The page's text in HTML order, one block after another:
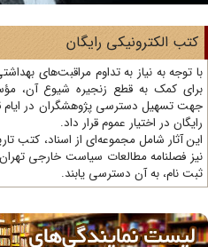
الکترونیکی رایگان
کمک به قطع زنجیره شیوع آن،
تسهیل دسترسی پژوهشگران در ایام
در اختیار عموم قرار داد.
آثار شامل مجموعه‌ای از اسناد، کتب
فصلنامه مطالعات سیاست خارجی تهران
نام، به آن دسترسی یابند.